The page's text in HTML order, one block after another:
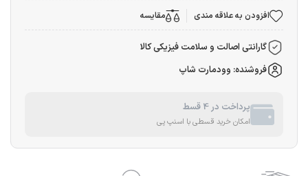
افزودن به علاقه مندی مقایسه
گارانتی اصالت و سلامت فیزیکی کالا
فروشنده: وودمارت شاپ
پرداخت در 4 قسط
امکان خرید قسطی با اسنپ پی